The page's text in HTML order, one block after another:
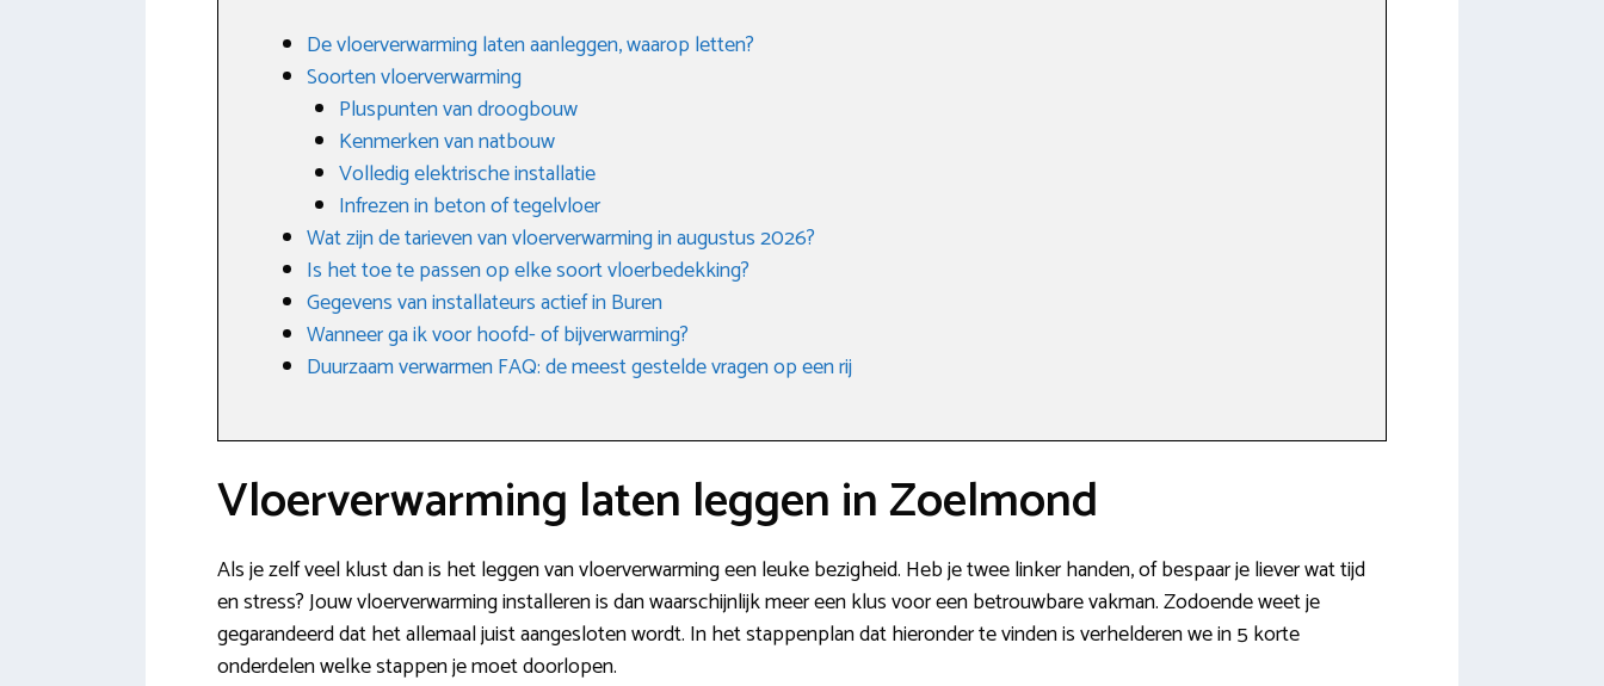
De vloerverwarming laten aanleggen, waarop letten?
Soorten vloerverwarming
Pluspunten van droogbouw
Kenmerken van natbouw
Volledig elektrische installatie
Infrezen in beton of tegelvloer
Wat zijn de tarieven van vloerverwarming in augustus 2026?
Is het toe te passen op elke soort vloerbedekking?
Gegevens van installateurs actief in Buren
Wanneer ga ik voor hoofd- of bijverwarming?
Duurzaam verwarmen FAQ: de meest gestelde vragen op een rij
Vloerverwarming laten leggen in Zoelmond
Als je zelf veel klust dan is het leggen van vloerverwarming een leuke bezigheid. Heb je twee linker handen, of bespaar je liever wat tijd
en stress? Jouw vloerverwarming installeren is dan waarschijnlijk meer een klus voor een betrouwbare vakman. Zodoende weet je
gegarandeerd dat het allemaal juist aangesloten wordt. In het stappenplan dat hieronder te vinden is verhelderen we in 5 korte
onderdelen welke stappen je moet doorlopen.